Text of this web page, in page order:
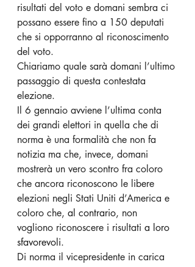
risultati del voto e domani sembra ci
possano essere fino a 150 deputati
che si opporranno al riconoscimento
del voto.
Chiariamo quale sarà domani l’ultimo
passaggio di questa contestata
elezione.
Il 6 gennaio avviene l’ultima conta
dei grandi elettori in quella che di
norma è una formalità che non fa
notizia ma che, invece, domani
mostrerà un vero scontro fra coloro
che ancora riconoscono le libere
elezioni negli Stati Uniti d’America e
coloro che, al contrario, non
vogliono riconoscere i risultati a loro
sfavorevoli.
Di norma il vicepresidente in carica